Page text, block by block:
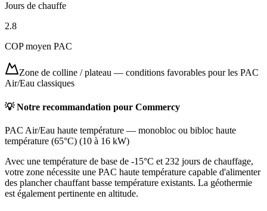
Jours de chauffe
2.8
COP moyen PAC
Zone de colline / plateau — conditions favorables pour les PAC
Air/Eau classiques
💡 Notre recommandation pour Commercy
PAC Air/Eau haute température — monobloc ou bibloc haute
température (65°C) (10 à 16 kW)
Avec une température de base de -15°C et 232 jours de chauffage,
votre zone nécessite une PAC haute température capable d'alimenter
des plancher chauffant basse température existants. La géothermie
est également pertinente en altitude.